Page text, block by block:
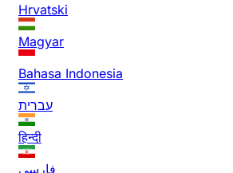
Hrvatski
Magyar
Bahasa Indonesia
עברית
हिन्दी
فارسی